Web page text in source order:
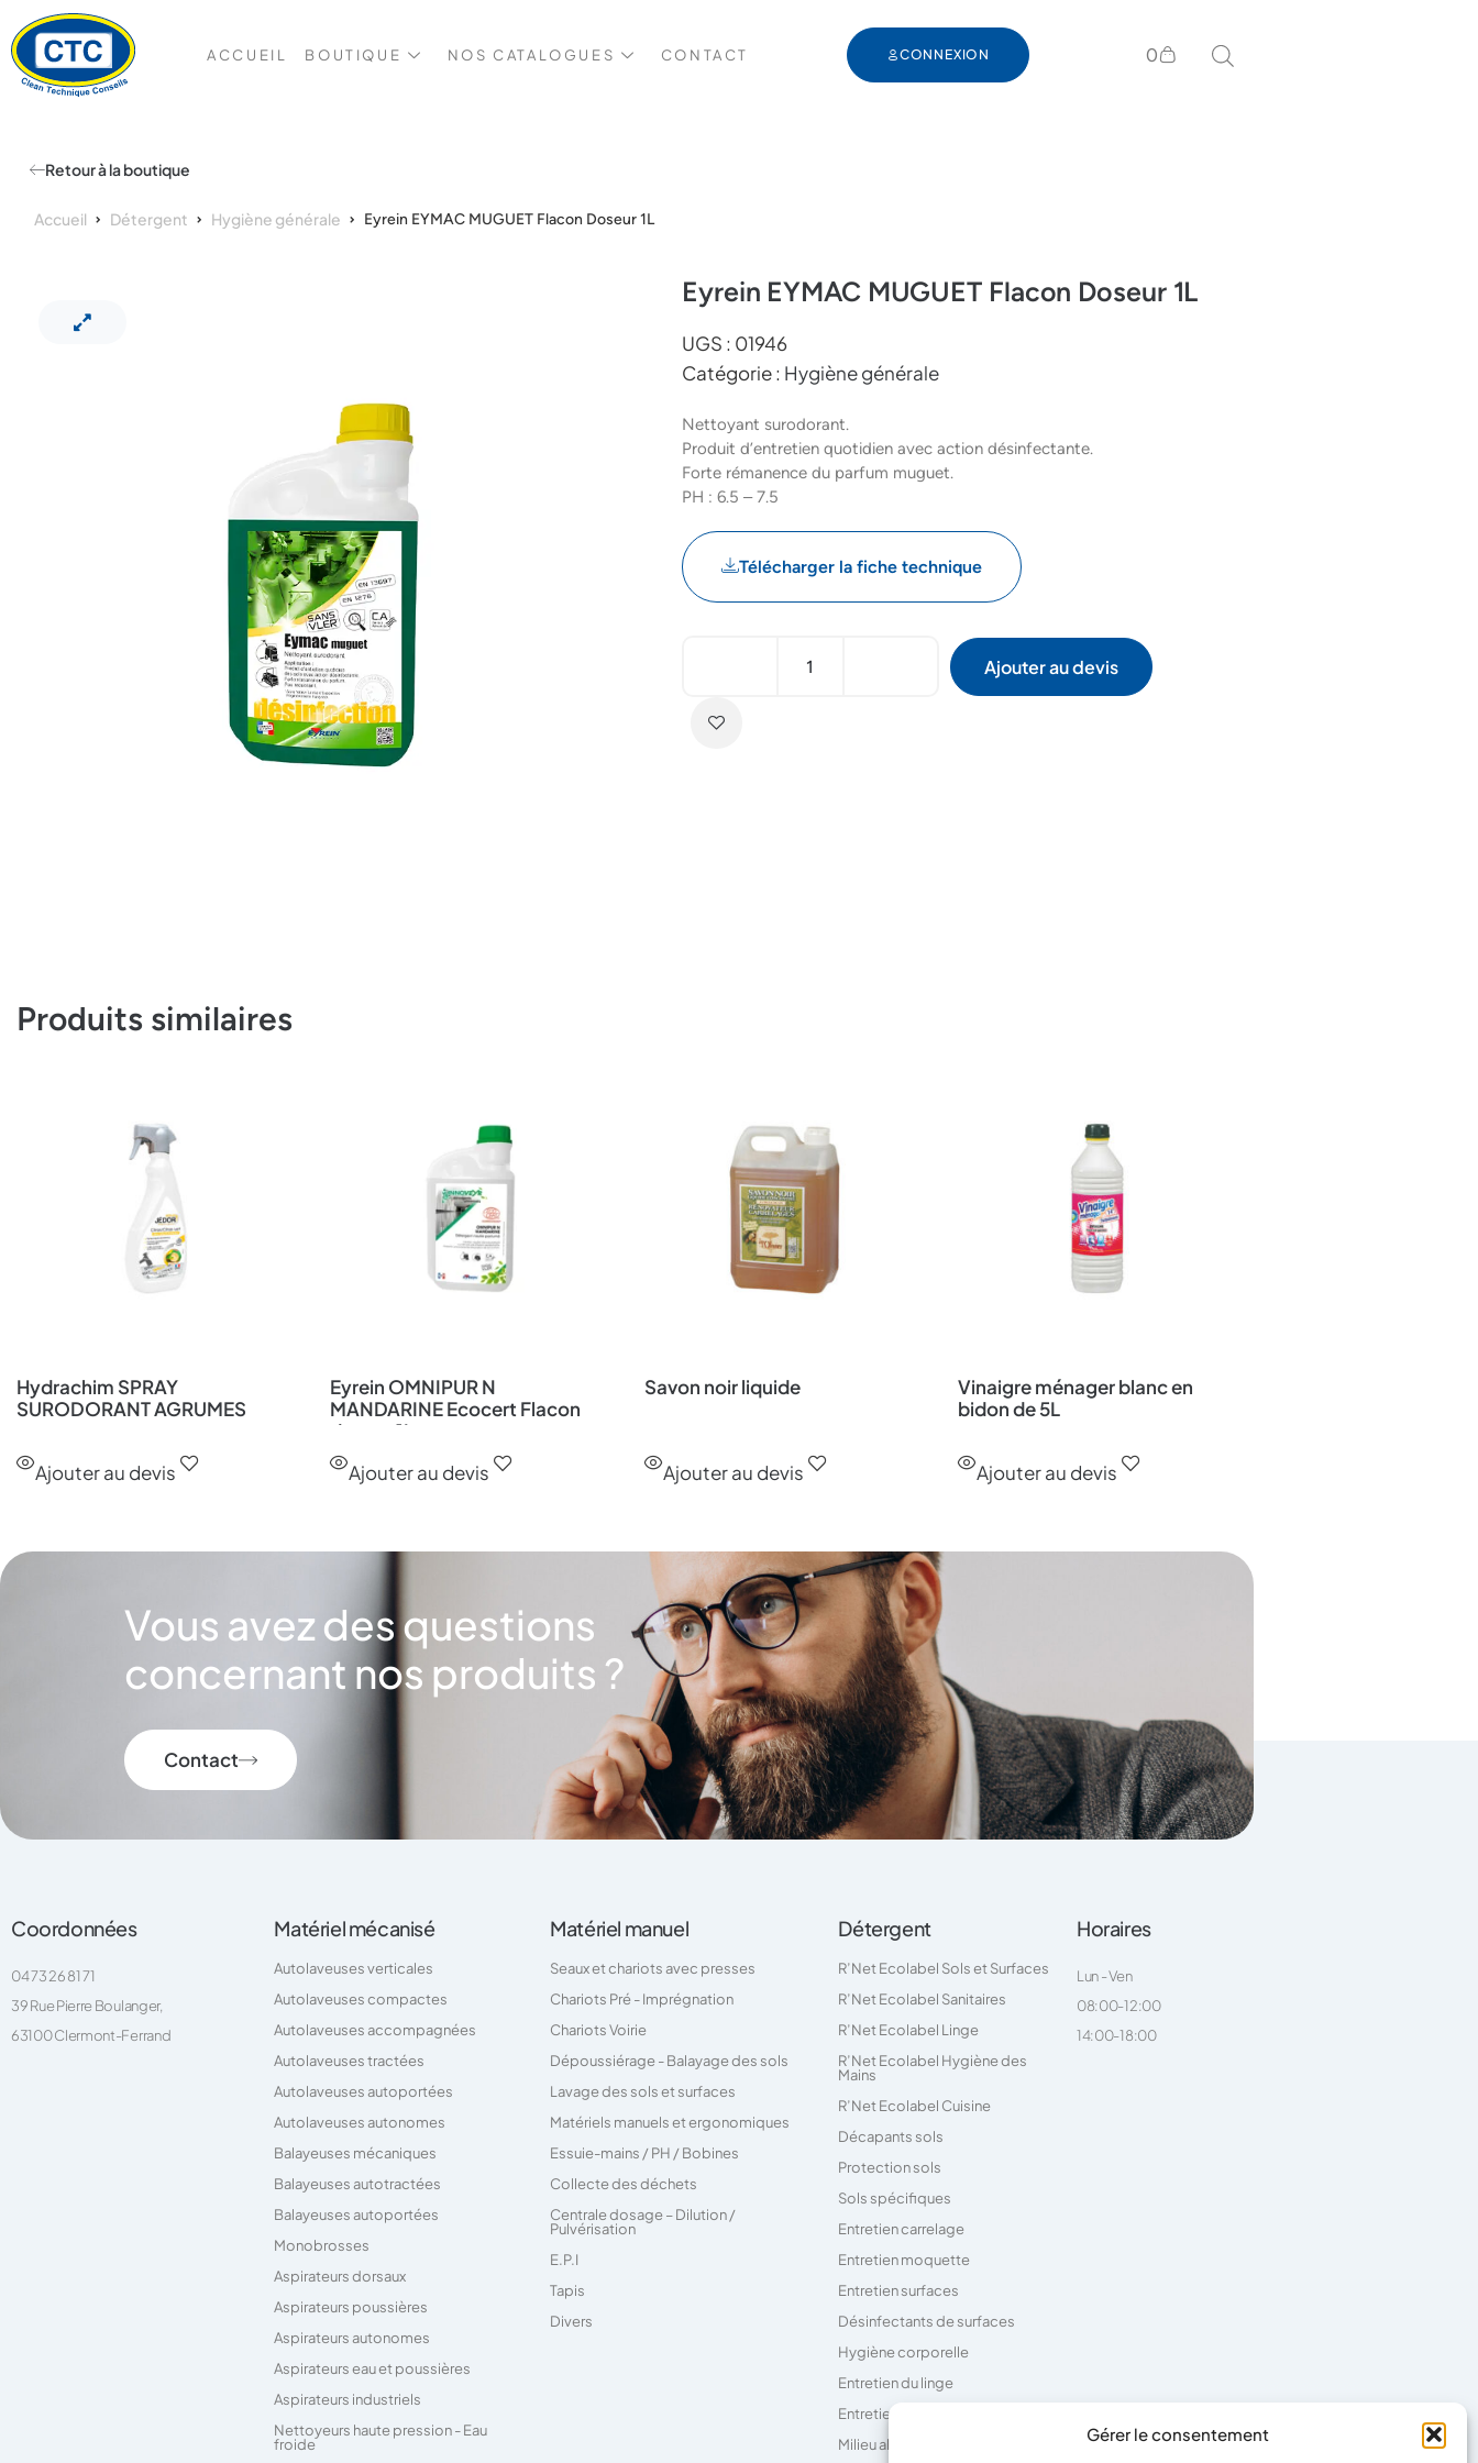
Gérer le consentement
ACCUEIL BOUTIQUE NOS CATALOGUES CONTACT CONNEXION 0
Retour à la boutique
Accueil Détergent Hygiène générale Eyrein EYMAC MUGUET Flacon Doseur 1L
Eyrein EYMAC MUGUET Flacon Doseur 1L
UGS : 01946
Catégorie : Hygiène générale
Nettoyant surodorant.
Produit d’entretien quotidien avec action désinfectante.
Forte rémanence du parfum muguet.
PH : 6.5 – 7.5
Télécharger la fiche technique
Ajouter au devis
Produits similaires
Hydrachim SPRAY
SURODORANT AGRUMES
Ajouter au devis
Eyrein OMNIPUR N
MANDARINE Ecocert Flacon
doseur 1L
Ajouter au devis
Savon noir liquide
Ajouter au devis
Vinaigre ménager blanc en
bidon de 5L
Ajouter au devis
Vous avez des questions
concernant nos produits ?
Contact
Coordonnées
04 73 26 81 71
39 Rue Pierre Boulanger,
63100 Clermont-Ferrand
Matériel mécanisé
Autolaveuses verticales
Autolaveuses compactes
Autolaveuses accompagnées
Autolaveuses tractées
Autolaveuses autoportées
Autolaveuses autonomes
Balayeuses mécaniques
Balayeuses autotractées
Balayeuses autoportées
Monobrosses
Aspirateurs dorsaux
Aspirateurs poussières
Aspirateurs autonomes
Aspirateurs eau et poussières
Aspirateurs industriels
Nettoyeurs haute pression - Eau
froide
Matériel manuel
Seaux et chariots avec presses
Chariots Pré - Imprégnation
Chariots Voirie
Dépoussiérage - Balayage des sols
Lavage des sols et surfaces
Matériels manuels et ergonomiques
Essuie-mains / PH / Bobines
Collecte des déchets
Centrale dosage – Dilution /
Pulvérisation
E.P.I
Tapis
Divers
Détergent
R’Net Ecolabel Sols et Surfaces
R’Net Ecolabel Sanitaires
R’Net Ecolabel Linge
R’Net Ecolabel Hygiène des
Mains
R’Net Ecolabel Cuisine
Décapants sols
Protection sols
Sols spécifiques
Entretien carrelage
Entretien moquette
Entretien surfaces
Désinfectants de surfaces
Hygiène corporelle
Entretien du linge
Entretien des sanitaires
Milieu alimentaire
Horaires
Lun - Ven
08:00-12:00
14:00-18:00